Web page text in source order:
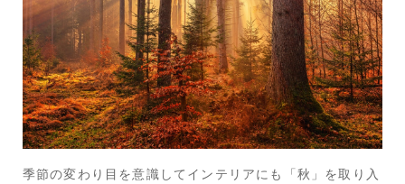
季節の変わり目を意識してインテリアにも「秋」を取り入